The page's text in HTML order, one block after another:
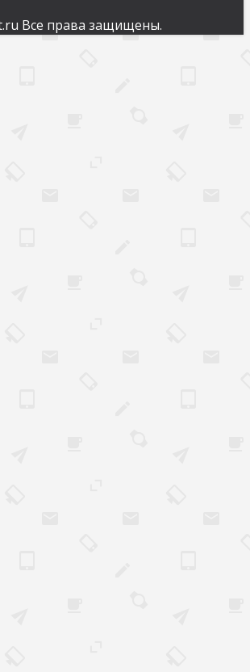
Все права защищены.